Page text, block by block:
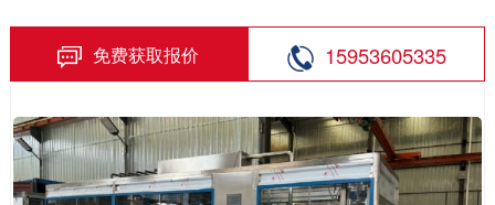
免费获取报价 15953605335